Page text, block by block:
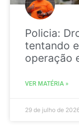
Policia:
tentando
operação
VER MATÉRIA »
29 de julho de